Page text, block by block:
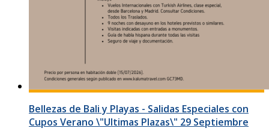
Bellezas de Bali y Playas - Salidas Especiales con
Cupos Verano \"Ultimas Plazas\" 29 Septiembre